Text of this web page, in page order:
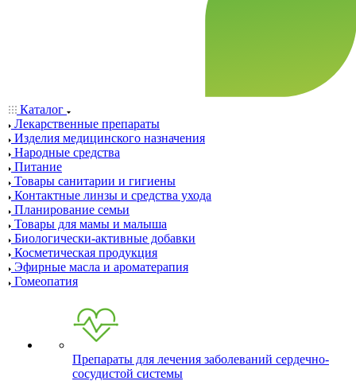
Каталог
Лекарственные препараты
Изделия медицинского назначения
Народные средства
Питание
Товары санитарии и гигиены
Контактные линзы и средства ухода
Планирование семьи
Товары для мамы и малыша
Биологически-активные добавки
Косметическая продукция
Эфирные масла и ароматерапия
Гомеопатия
Препараты для лечения заболеваний сердечно-
сосудистой системы